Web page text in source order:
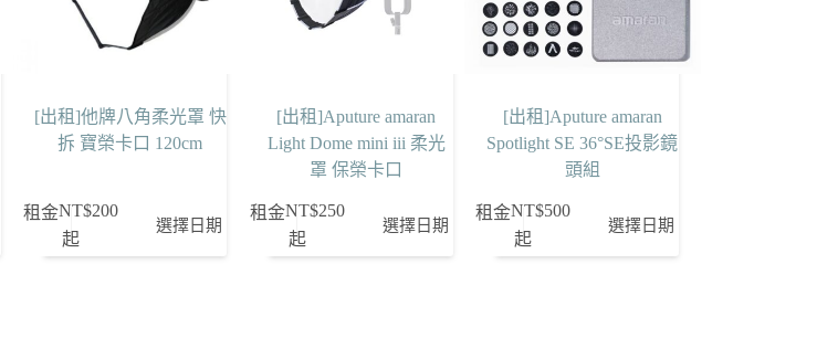
[出租]他牌八角柔光罩 快
拆 寶榮卡口 120cm
租金NT$200
起
選擇日期
[出租]Aputure amaran
Light Dome mini iii 柔光
罩 保榮卡口
租金NT$250
起
選擇日期
[出租]Aputure amaran
Spotlight SE 36°SE投影鏡
頭組
租金NT$500
起
選擇日期